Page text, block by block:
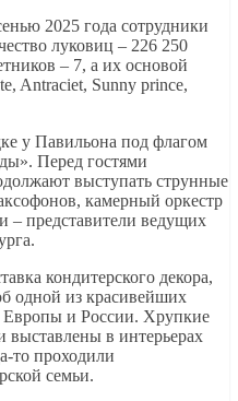
2025 года сотрудники
луковиц – 226 250
– 7, а их основой
Antraciet, Sunny prince,
у Павильона под флагом
Перед гостями
выступать струнные
камерный оркестр
– представители ведущих
кондитерского декора,
одной из красивейших
Европы и России. Хрупкие
выставлены в интерьерах
то проходили
семьи.